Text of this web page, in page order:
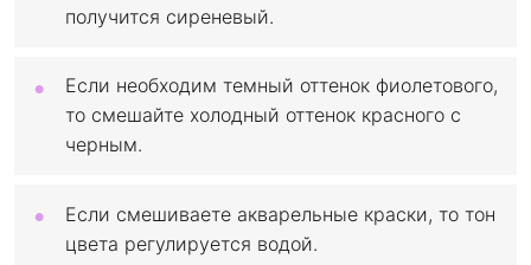
получится сиреневый.
Если необходим темный оттенок фиолетового,
то смешайте холодный оттенок красного с
черным.
Если смешиваете акварельные краски, то тон
цвета регулируется водой.